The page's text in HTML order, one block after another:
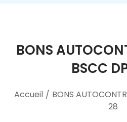
BONS
BSCC
Accueil / BONS
28